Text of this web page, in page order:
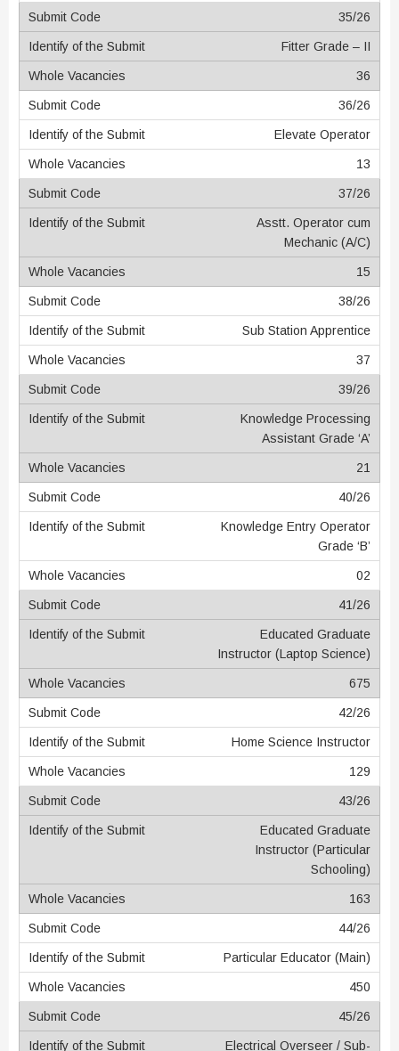
35/26
Fitter Grade – II
36
36/26
Elevate Operator
13
37/26
Asstt. Operator cum
Mechanic (A/C)
15
38/26
Sub Station Apprentice
37
39/26
Knowledge Processing
Assistant Grade ‘A’
21
40/26
Knowledge Entry Operator
Grade ‘B’
02
41/26
Educated Graduate
Instructor (Laptop Science)
675
42/26
Home Science Instructor
129
43/26
Educated Graduate
Instructor (Particular
Schooling)
163
44/26
Particular Educator (Main)
450
45/26
Electrical Overseer / Sub-